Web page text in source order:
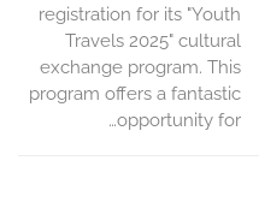
registration for its "Youth
Travels 2025" cultural
exchange program. This
program offers a fantastic
opportunity for…